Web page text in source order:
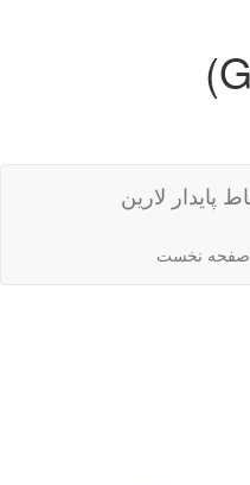
قابلیت‌های آفلاین گوگل درایو (Google Drive)
صفحه نخست